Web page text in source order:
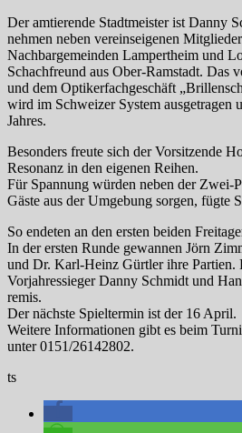
Der amtierende Stadtmeister ist Danny
nehmen neben vereinseigenen
Nachbargemeinden Lampertheim und
Schachfreund aus Ober-Ramstadt. Das
und dem Optikerfachgeschäft
wird im Schweizer System ausgetragen
Jahres.
Besonders freute sich der Vorsitzende
Resonanz in den eigenen Reihen.
Für Spannung würden neben der Zwei-
Gäste aus der Umgebung sorgen, fügte
So endeten an den ersten beiden
In der ersten Runde gewannen Jörn
und Dr. Karl-Heinz Gürtler ihre Partien.
Vorjahressieger Danny Schmidt und
remis.
Der nächste Spieltermin ist der 16 April.
Weitere Informationen gibt es beim
unter 0151/26142802.
ts